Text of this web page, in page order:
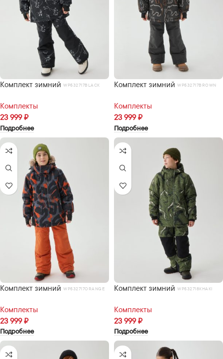
Комплект зимний WP532717BLACK
Комплекты
23 999₽
Подробнее
Комплект зимний WP532717BROWN
Комплекты
23 999₽
Подробнее
Комплект зимний WP532717ORANGE
Комплекты
23 999₽
Подробнее
Комплект зимний WP532718KHAKI
Комплекты
23 999₽
Подробнее